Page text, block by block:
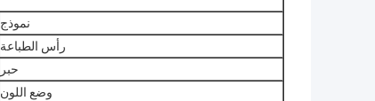
نموذج
رأس الطباعة
حبر
وضع اللون